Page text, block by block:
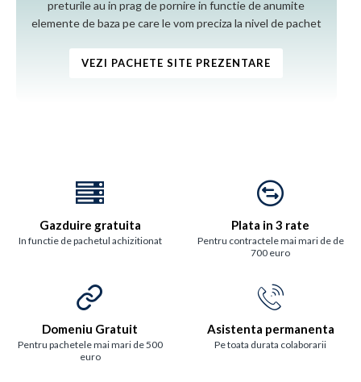
preturile au in prag de pornire in functie de anumite
elemente de baza pe care le vom preciza la nivel de pachet
VEZI PACHETE SITE PREZENTARE
Gazduire gratuita
In functie de pachetul achizitionat
Plata in 3 rate
Pentru contractele mai mari de de
700 euro
Domeniu Gratuit
Pentru pachetele mai mari de 500
euro
Asistenta permanenta
Pe toata durata colaborarii